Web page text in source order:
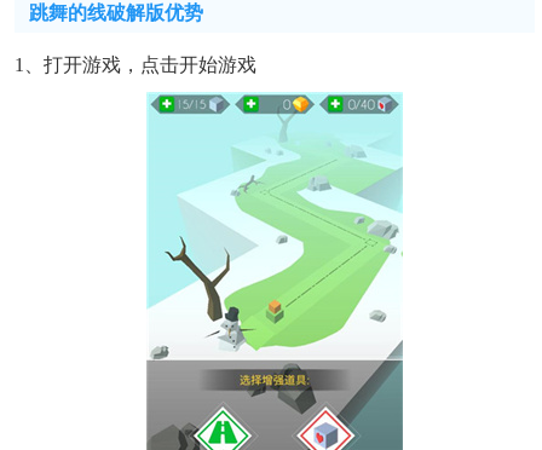
跳舞的线破解版优势
1、打开游戏，点击开始游戏